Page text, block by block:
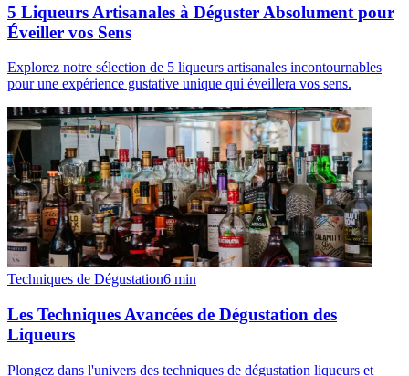
5 Liqueurs Artisanales à Déguster Absolument pour
Éveiller vos Sens
Explorez notre sélection de 5 liqueurs artisanales incontournables
pour une expérience gustative unique qui éveillera vos sens.
Techniques de Dégustation6 min
Les Techniques Avancées de Dégustation des
Liqueurs
Plongez dans l'univers des techniques de dégustation liqueurs et